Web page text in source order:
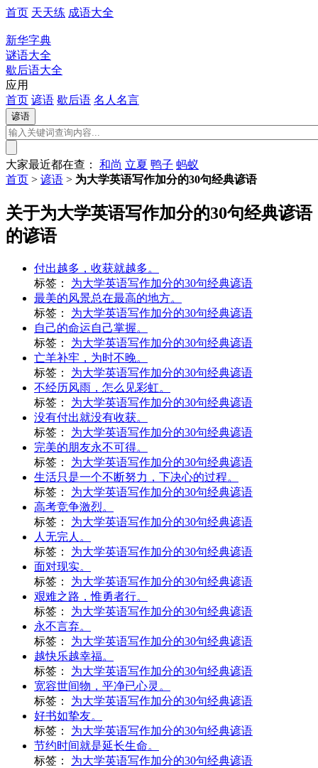
首页 天天练 成语大全
新华字典
谜语大全
歇后语大全
应用
首页 谚语 歇后语 名人名言
大家最近都在查： 和尚 立夏 鸭子 蚂蚁
首页 > 谚语 > 为大学英语写作加分的30句经典谚语
关于为大学英语写作加分的30句经典谚语
的谚语
付出越多，收获就越多。
标签：
为大学英语写作加分的30句经典谚语
最美的风景总在最高的地方。
标签：
为大学英语写作加分的30句经典谚语
自己的命运自己掌握。
标签：
为大学英语写作加分的30句经典谚语
亡羊补牢，为时不晚。
标签：
为大学英语写作加分的30句经典谚语
不经历风雨，怎么见彩虹。
标签：
为大学英语写作加分的30句经典谚语
没有付出就没有收获。
标签：
为大学英语写作加分的30句经典谚语
完美的朋友永不可得。
标签：
为大学英语写作加分的30句经典谚语
生活只是一个不断努力，下决心的过程。
标签：
为大学英语写作加分的30句经典谚语
高考竞争激烈。
标签：
为大学英语写作加分的30句经典谚语
人无完人。
标签：
为大学英语写作加分的30句经典谚语
面对现实。
标签：
为大学英语写作加分的30句经典谚语
艰难之路，惟勇者行。
标签：
为大学英语写作加分的30句经典谚语
永不言弃。
标签：
为大学英语写作加分的30句经典谚语
越快乐越幸福。
标签：
为大学英语写作加分的30句经典谚语
宽容世间物，平净已心灵。
标签：
为大学英语写作加分的30句经典谚语
好书如挚友。
标签：
为大学英语写作加分的30句经典谚语
节约时间就是延长生命。
标签：
为大学英语写作加分的30句经典谚语